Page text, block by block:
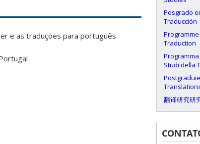
e as traduções para português
Posgrado
Traducción
Traduction
Studi della
翻译研究研